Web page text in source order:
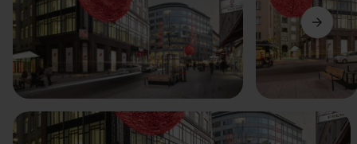
Anterior Următorul